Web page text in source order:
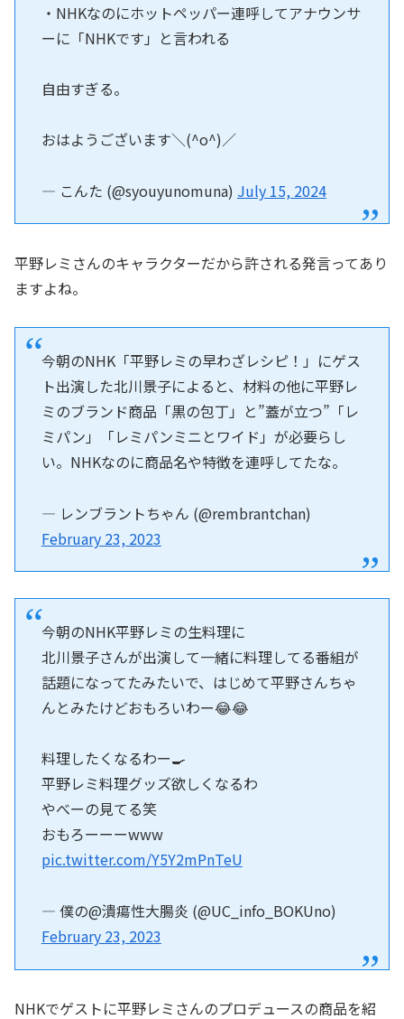
・NHKなのにホットペッパー連呼してアナウンサ
ーに「NHKです」と言われる
自由すぎる。
おはようございます＼(^o^)／
— こんた (@syouyunomuna) July 15, 2024
平野レミさんのキャラクターだから許される発言ってあり
ますよね。
今朝のNHK「平野レミの早わざレシピ！」にゲス
ト出演した北川景子によると、材料の他に平野レ
ミのブランド商品「黒の包丁」と”蓋が立つ”「レ
ミパン」「レミパンミニとワイド」が必要らし
い。NHKなのに商品名や特徴を連呼してたな。
— レンブラントちゃん (@rembrantchan)
February 23, 2023
今朝のNHK平野レミの生料理に
北川景子さんが出演して一緒に料理してる番組が
話題になってたみたいで、はじめて平野さんちゃ
んとみたけどおもろいわー😂😂
料理したくなるわー🍳
平野レミ料理グッズ欲しくなるわ
やべーの見てる笑
おもろーーーwww
pic.twitter.com/Y5Y2mPnTeU
— 僕の@潰瘍性大腸炎 (@UC_info_BOKUno)
February 23, 2023
NHKでゲストに平野レミさんのプロデュースの商品を紹